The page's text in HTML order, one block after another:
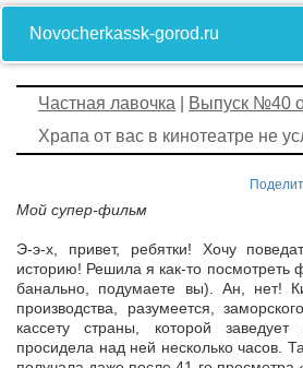
Novocherkassk-gorod.ru
Частная лавочка Выпуск №40
Храпа от вас в кинотеатре не
Мой супер-фильм
Э-э-х, привет, ребятки! Хочу
историю! Решила я как-то
банально, подумаете вы). Ан, нет!
производства, разумеется,
кассету страны, которой
просидела над ней несколько часов.